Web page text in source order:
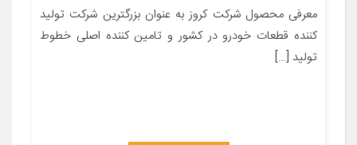
معرفی محصول شرکت کروز به عنوان بزرگترین شرکت تولید
کننده قطعات خودرو در کشور و تامین کننده اصلی خطوط
تولید […]